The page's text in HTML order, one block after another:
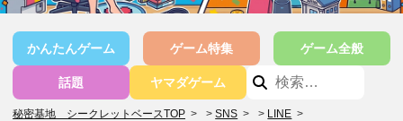
かんたんゲーム ゲーム特集 ゲーム全般
話題 ヤマダゲーム
秘密基地 シークレットベースTOP > SNS > LINE >